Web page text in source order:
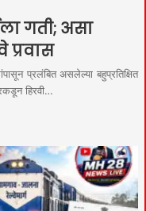
गती; असा
प्रवास
प्रलंबित असलेल्या बहुप्रतिक्षित
हिरवी…